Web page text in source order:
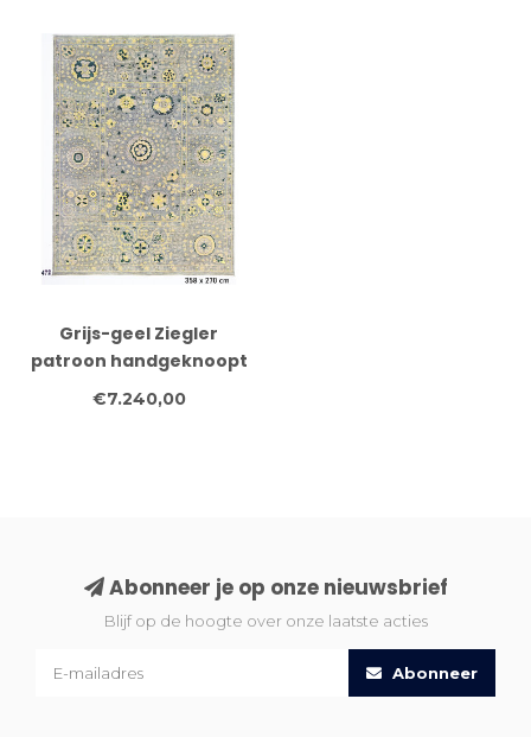
Grijs-geel Ziegler
patroon handgeknoopt
wollen vloerkleed – 358
€7.240,00
Abonneer je op onze nieuwsbrief
Blijf op de hoogte over onze laatste acties
Abonneer